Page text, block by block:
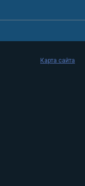
Карта сайта